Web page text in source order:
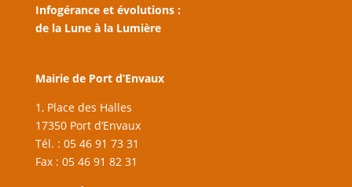
Infogérance et évolutions :
de la Lune à la Lumière
Mairie de Port d’Envaux
1, Place des Halles
17350 Port d’Envaux
Tél. : 05 46 91 73 31
Fax : 05 46 91 82 31